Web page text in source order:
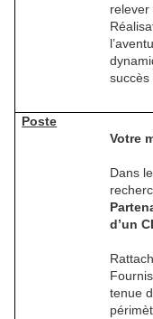
relever
succès
Poste
Votre
Dans
d’un
tenue